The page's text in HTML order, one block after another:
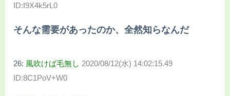
ID:I9X4k5rL0
そんな需要があったのか、全然知らなんだ
26: 風吹けば毛無し 2020/08/12(水) 14:02:15.49
ID:8C1PoV+W0